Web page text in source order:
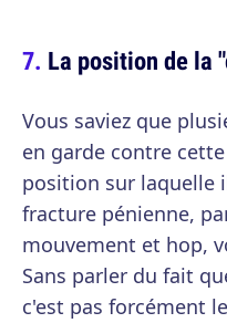
La position de la
Vous saviez que
en garde contre
position sur laquelle
fracture pénienne,
mouvement et hop,
Sans parler du fait
c'est pas forcément